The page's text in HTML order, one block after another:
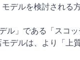
モデルを検討され
ル」である「スコ
デルは、より「上